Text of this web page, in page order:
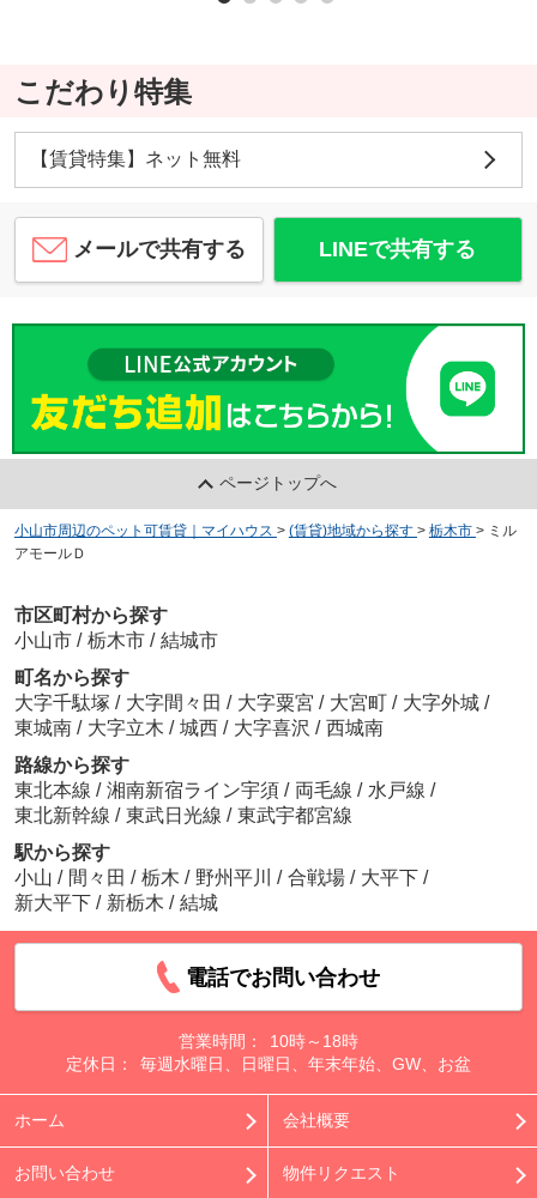
こだわり特集
【賃貸特集】ネット無料
メールで共有する LINEで共有する
ページトップへ
小山市周辺のペット可賃貸｜マイハウス > (賃貸)地域から探す > 栃木市 > ミル
アモールＤ
市区町村から探す
小山市 / 栃木市 / 結城市
町名から探す
大字千駄塚 / 大字間々田 / 大字粟宮 / 大宮町 / 大字外城 /
東城南 / 大字立木 / 城西 / 大字喜沢 / 西城南
路線から探す
東北本線 / 湘南新宿ライン宇須 / 両毛線 / 水戸線 /
東北新幹線 / 東武日光線 / 東武宇都宮線
駅から探す
小山 / 間々田 / 栃木 / 野州平川 / 合戦場 / 大平下 /
新大平下 / 新栃木 / 結城
電話でお問い合わせ
営業時間：
10時～18時
定休日：
毎週水曜日、日曜日、年末年始、GW、お盆
ホーム 会社概要
お問い合わせ 物件リクエスト